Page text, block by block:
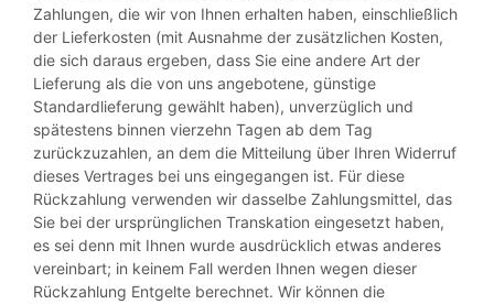
Zahlungen, die wir von Ihnen erhalten haben, einschließlich
der Lieferkosten (mit Ausnahme der zusätzlichen Kosten,
die sich daraus ergeben, dass Sie eine andere Art der
Lieferung als die von uns angebotene, günstige
Standardlieferung gewählt haben), unverzüglich und
spätestens binnen vierzehn Tagen ab dem Tag
zurückzuzahlen, an dem die Mitteilung über Ihren Widerruf
dieses Vertrages bei uns eingegangen ist. Für diese
Rückzahlung verwenden wir dasselbe Zahlungsmittel, das
Sie bei der ursprünglichen Transkation eingesetzt haben,
es sei denn mit Ihnen wurde ausdrücklich etwas anderes
vereinbart; in keinem Fall werden Ihnen wegen dieser
Rückzahlung Entgelte berechnet. Wir können die